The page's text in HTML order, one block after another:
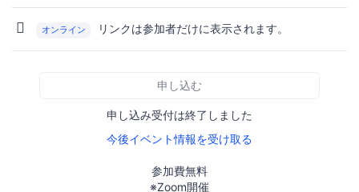
オンライン リンクは参加者だけに表示されます。
申し込む
申し込み受付は終了しました
今後イベント情報を受け取る
参加費無料
※Zoom開催